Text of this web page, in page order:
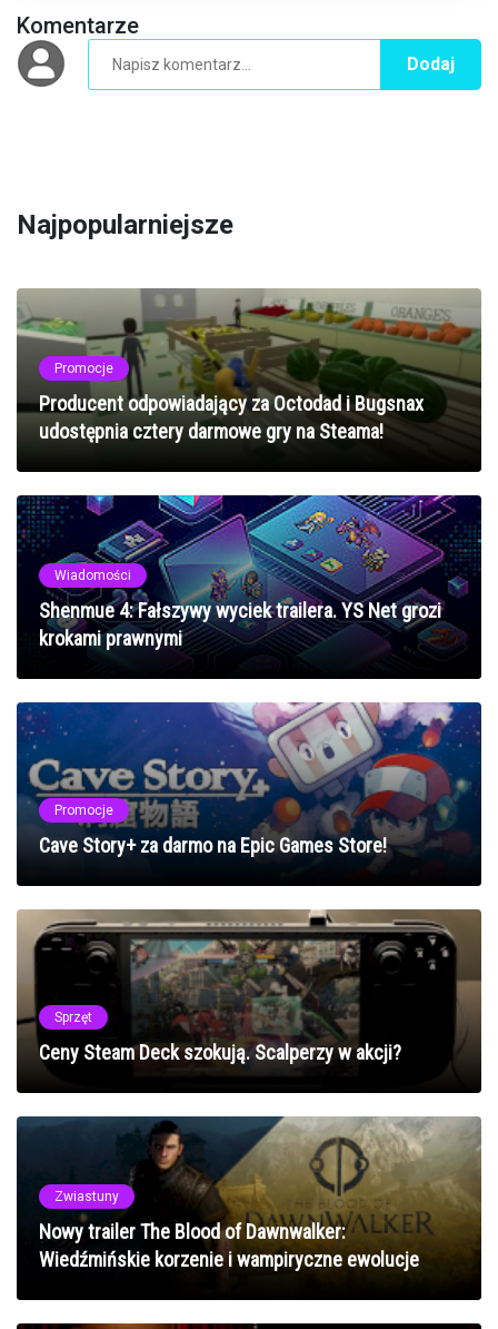
Komentarze
Dodaj
Najpopularniejsze
Promocje
Producent odpowiadający za Octodad i Bugsnax
udostępnia cztery darmowe gry na Steama!
Wiadomości
Shenmue 4: Fałszywy wyciek trailera. YS Net grozi
krokami prawnymi
Promocje
Cave Story+ za darmo na Epic Games Store!
Sprzęt
Ceny Steam Deck szokują. Scalperzy w akcji?
Zwiastuny
Nowy trailer The Blood of Dawnwalker:
Wiedźmińskie korzenie i wampiryczne ewolucje